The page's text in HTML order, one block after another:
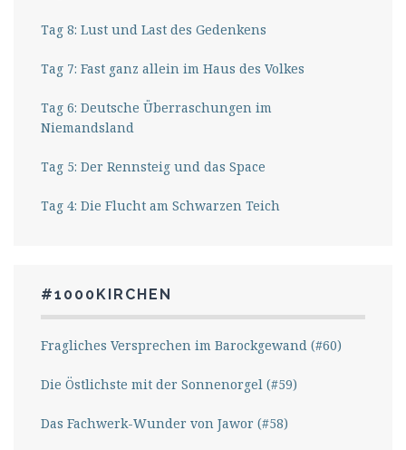
Tag 8: Lust und Last des Gedenkens
Tag 7: Fast ganz allein im Haus des Volkes
Tag 6: Deutsche Überraschungen im
Niemandsland
Tag 5: Der Rennsteig und das Space
Tag 4: Die Flucht am Schwarzen Teich
#1000KIRCHEN
Fragliches Versprechen im Barockgewand (#60)
Die Östlichste mit der Sonnenorgel (#59)
Das Fachwerk-Wunder von Jawor (#58)